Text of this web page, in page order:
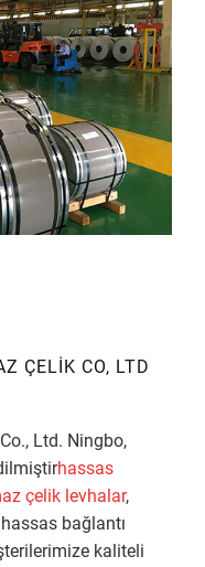
ÇELIK CO, LTD
Ltd. Ningbo,
hassas
çelik levhalar,
bağlantı
kaliteli